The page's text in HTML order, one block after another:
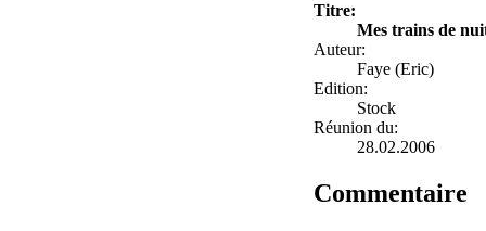
Titre:
Mes trains de
Auteur:
Faye (Eric)
Edition:
Stock
Réunion du:
28.02.2006
Commentaire